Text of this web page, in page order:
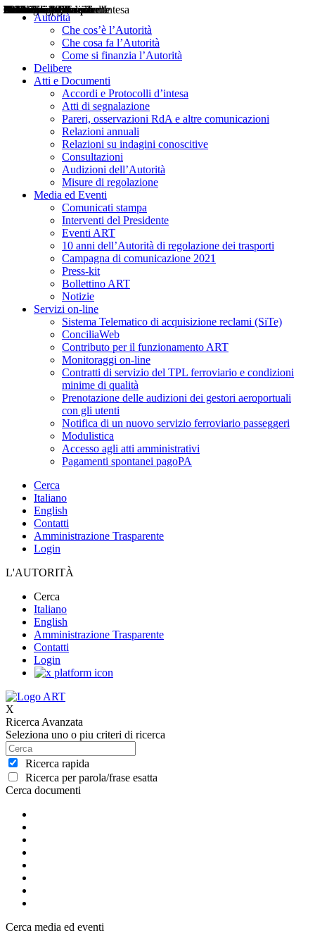
Autorità
Che cos’è l’Autorità
Che cosa fa l’Autorità
Come si finanzia l’Autorità
Delibere
Atti e Documenti
Accordi e Protocolli d’intesa
Atti di segnalazione
Pareri, osservazioni RdA e altre comunicazioni
Relazioni annuali
Relazioni su indagini conoscitive
Consultazioni
Audizioni dell’Autorità
Misure di regolazione
Media ed Eventi
Comunicati stampa
Interventi del Presidente
Eventi ART
10 anni dell’Autorità di regolazione dei trasporti
Campagna di comunicazione 2021
Press-kit
Bollettino ART
Notizie
Servizi on-line
Sistema Telematico di acquisizione reclami (SiTe)
ConciliaWeb
Contributo per il funzionamento ART
Monitoraggi on-line
Contratti di servizio del TPL ferroviario e condizioni
minime di qualità
Prenotazione delle audizioni dei gestori aeroportuali
con gli utenti
Notifica di un nuovo servizio ferroviario passeggeri
Modulistica
Accesso agli atti amministrativi
Pagamenti spontanei pagoPA
Cerca
Italiano
English
Contatti
Amministrazione Trasparente
Login
L'AUTORITÀ
Cerca
Italiano
English
Amministrazione Trasparente
Contatti
Login
X
Ricerca Avanzata
Seleziona uno o piu criteri di ricerca
Ricerca rapida
Ricerca per parola/frase esatta
Cerca documenti
Delibere
Pareri
Consultazioni
Audizioni
Atti di Segnalazione
Accordi e Protocolli d'Intesa
Relazioni annuali
Misure di regolazione
Cerca media ed eventi
Notizie
Comunicati Stampa
Bollettini ART
Convegni ART
Interviste del Presidente
Articoli in primo piano
Interventi del Presidente
2004
2005
2010
2013
2014
2015
2016
2017
2018
2019
202
2020
2021
2022
2023
2024
2025
2026
Aereo
Marittimo
Terrestre